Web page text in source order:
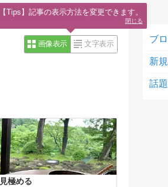
画像表示 文字表示
見極める
ブ
新
話
【Tips】記事の表示方法を変更できます。
閉じる